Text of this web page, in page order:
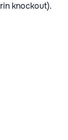
knockout).